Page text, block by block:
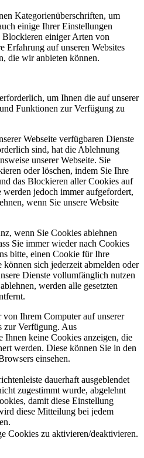
Kategorienüberschriften, um
einige Ihrer Einstellungen
Blockieren einiger Arten von
Erfahrung auf unseren Websites
die wir anbieten können.
um Ihnen die auf unserer
Funktionen zur Verfügung zu
Webseite verfügbaren Dienste
sind, hat die Ablehnung
unserer Webseite. Sie
oder löschen, indem Sie Ihre
das Blockieren aller Cookies auf
werden jedoch immer aufgefordert,
wenn Sie unsere Website
wenn Sie Cookies ablehnen
Sie immer wieder nach Cookies
bitte, einen Cookie für Ihre
sich jederzeit abmelden oder
Dienste vollumfänglich nutzen
werden alle gesetzten
Ihrem Computer auf unserer
zur Verfügung. Aus
Ihnen keine Cookies anzeigen, die
werden. Diese können Sie in den
einsehen.
dauerhaft ausgeblendet
zugestimmt wurde, abgelehnt
damit diese Einstellung
diese Mitteilung bei jedem
Cookies zu aktivieren/deaktivieren.